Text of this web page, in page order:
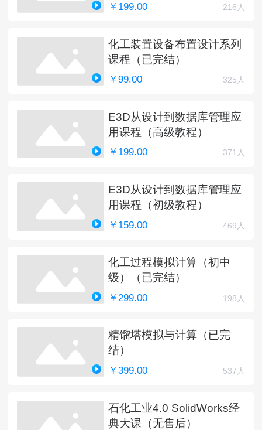
￥199.00 216人
化工装置设备布置设计系列
课程（已完结）
￥99.00 325人
E3D从设计到数据库管理应
用课程（高级教程）
￥199.00 371人
E3D从设计到数据库管理应
用课程（初级教程）
￥159.00 469人
化工过程模拟计算（初中
级）（已完结）
￥299.00 198人
精馏塔模拟与计算（已完
结）
￥399.00 537人
石化工业4.0 SolidWorks经
典大课（无售后）